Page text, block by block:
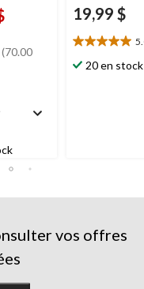
19,99 $
5.0
étoile(s)
20 en stock
vos offres